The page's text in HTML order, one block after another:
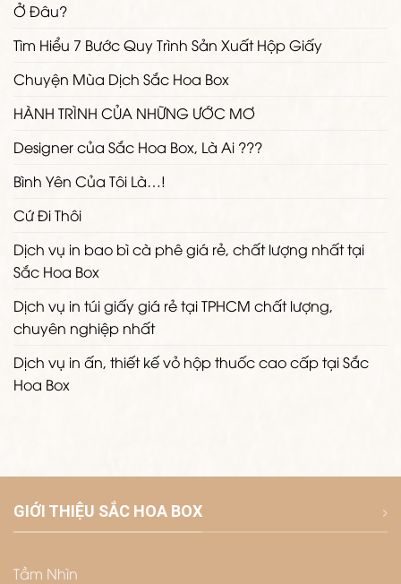
Ở Đâu?
Tìm Hiểu 7 Bước Quy Trình Sản Xuất Hộp Giấy
Chuyện Mùa Dịch Sắc Hoa Box
HÀNH TRÌNH CỦA NHỮNG ƯỚC MƠ
Designer của Sắc Hoa Box, Là Ai ???
Bình Yên Của Tôi Là…!
Cứ Đi Thôi
Dịch vụ in bao bì cà phê giá rẻ, chất lượng nhất tại
Sắc Hoa Box
Dịch vụ in túi giấy giá rẻ tại TPHCM chất lượng,
chuyên nghiệp nhất
Dịch vụ in ấn, thiết kế vỏ hộp thuốc cao cấp tại Sắc
Hoa Box
GIỚI THIỆU SẮC HOA BOX
Tầm Nhìn